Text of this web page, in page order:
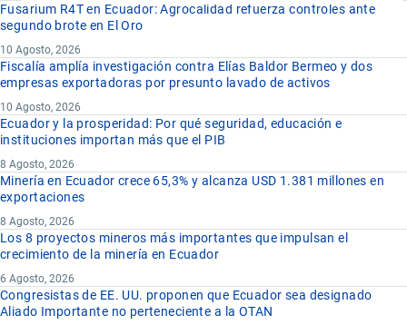
Fusarium R4T en Ecuador: Agrocalidad refuerza controles ante
segundo brote en El Oro
10 Agosto, 2026
Fiscalía amplía investigación contra Elías Baldor Bermeo y dos
empresas exportadoras por presunto lavado de activos
10 Agosto, 2026
Ecuador y la prosperidad: Por qué seguridad, educación e
instituciones importan más que el PIB
8 Agosto, 2026
Minería en Ecuador crece 65,3% y alcanza USD 1.381 millones en
exportaciones
8 Agosto, 2026
Los 8 proyectos mineros más importantes que impulsan el
crecimiento de la minería en Ecuador
6 Agosto, 2026
Congresistas de EE. UU. proponen que Ecuador sea designado
Aliado Importante no perteneciente a la OTAN